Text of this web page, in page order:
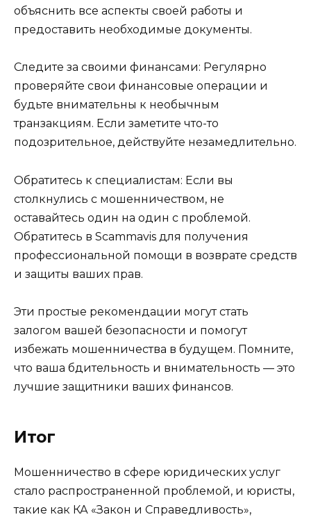
объяснить все аспекты своей работы и
предоставить необходимые документы.
Следите за своими финансами: Регулярно
проверяйте свои финансовые операции и
будьте внимательны к необычным
транзакциям. Если заметите что-то
подозрительное, действуйте незамедлительно.
Обратитесь к специалистам: Если вы
столкнулись с мошенничеством, не
оставайтесь один на один с проблемой.
Обратитесь в Scammavis для получения
профессиональной помощи в возврате средств
и защиты ваших прав.
Эти простые рекомендации могут стать
залогом вашей безопасности и помогут
избежать мошенничества в будущем. Помните,
что ваша бдительность и внимательность — это
лучшие защитники ваших финансов.
Итог
Мошенничество в сфере юридических услуг
стало распространенной проблемой, и юристы,
такие как КА «Закон и Справедливость»,